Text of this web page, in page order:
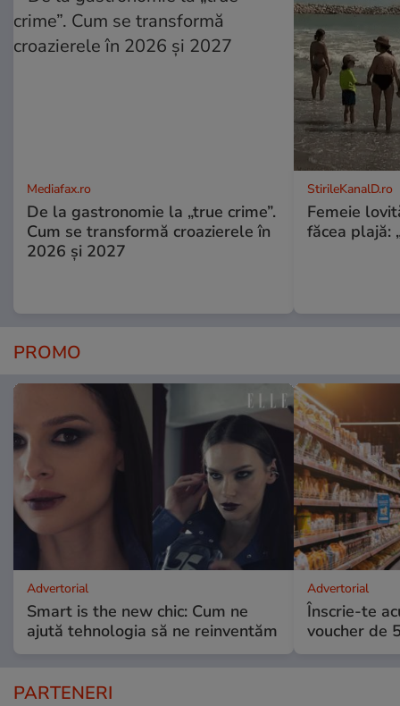
Mediafax.ro
De la gastronomie la „true crime”.
Cum se transformă croazierele în
2026 și 2027
StirileKanalD.ro
Femeie
făcea plajă:
PROMO
Advertorial
Smart is the new chic: Cum ne
ajută tehnologia să ne reinventăm
Advertorial
Înscrie-te
voucher de
PARTENERI